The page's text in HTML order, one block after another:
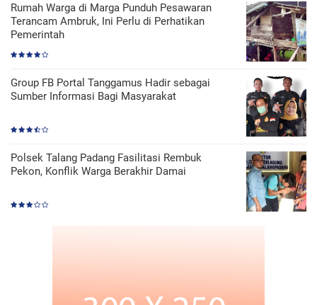
Rumah Warga di Marga Punduh Pesawaran
Terancam Ambruk, Ini Perlu di Perhatikan
Pemerintah
Group FB Portal Tanggamus Hadir sebagai
Sumber Informasi Bagi Masyarakat
Polsek Talang Padang Fasilitasi Rembuk
Pekon, Konflik Warga Berakhir Damai